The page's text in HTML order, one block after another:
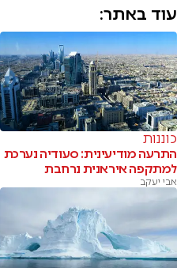
עוד באתר:
כוננות
התרעה מודיעינית: סעודיה נערכת
למתקפה איראנית נרחבת
אבי יעקב